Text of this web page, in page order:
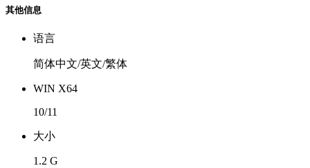
其他信息
语言
简体中文/英文/繁体
WIN X64
10/11
大小
1.2 G